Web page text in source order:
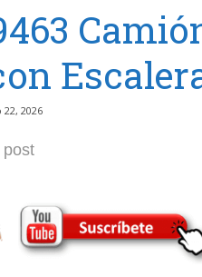
22, 2026
post